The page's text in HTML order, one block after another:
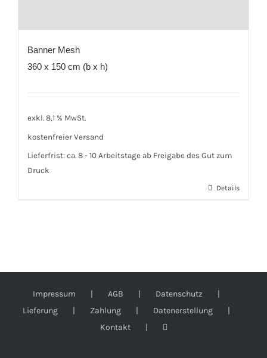
Banner Mesh
360 x 150 cm (b x h)
exkl. 8,1 % MwSt.
kostenfreier Versand
Lieferfrist: ca. 8 - 10 Arbeitstage ab Freigabe des Gut zum
Druck
Details
Impressum AGB
Datenschutz
Lieferung
Zahlung
Datenerstellung
Kontakt